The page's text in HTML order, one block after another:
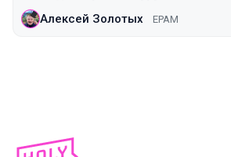
Алексей Золотых EPAM